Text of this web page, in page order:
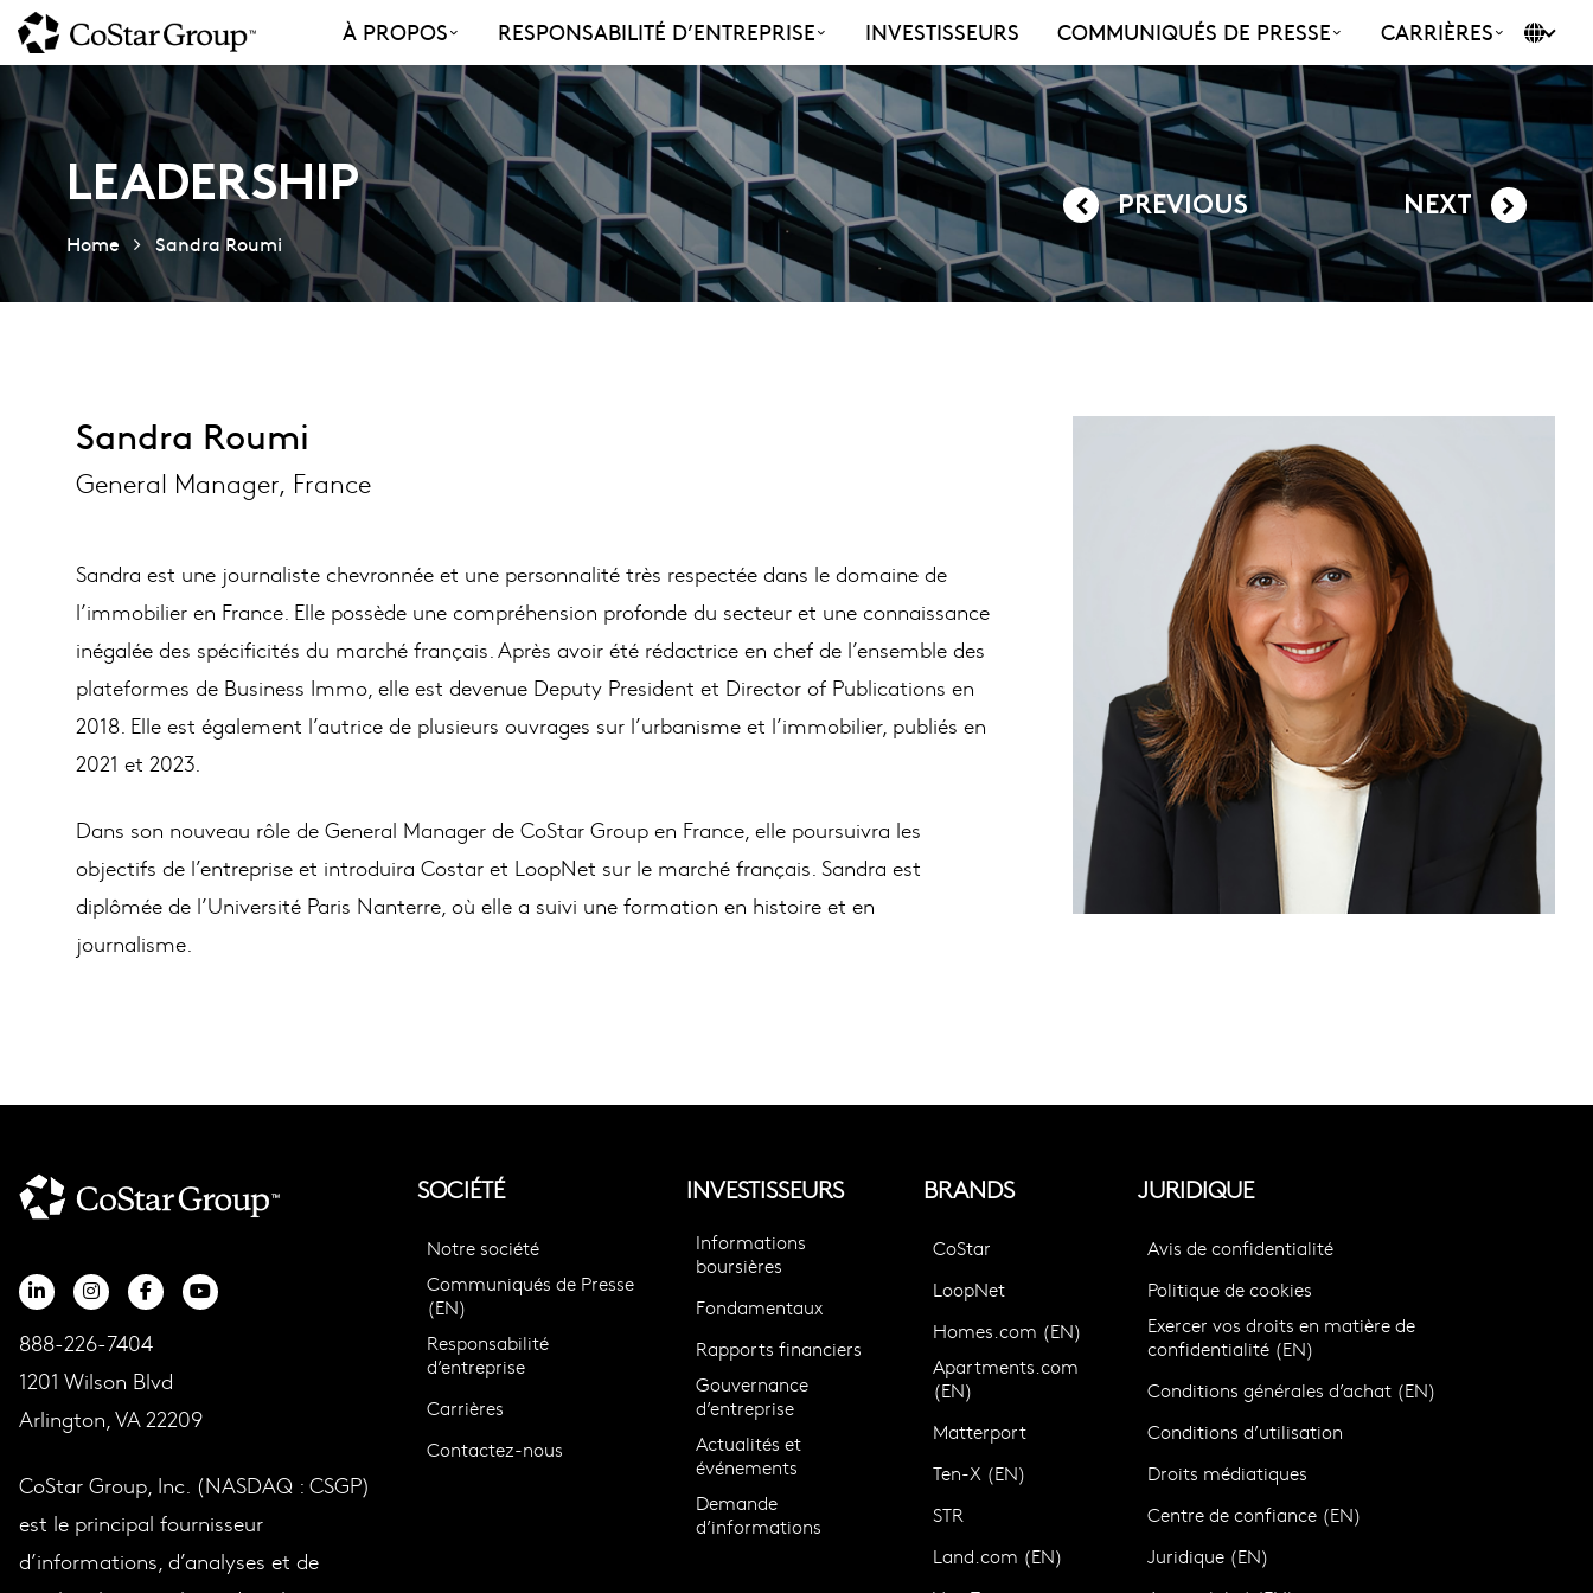
Skip
main
content
À PROPOS RESPONSABILITÉ D’ENTREPRISE INVESTISSEURS COMMUNIQUÉS DE PRESSE CARRIÈRES
LEADERSHIP
Home Sandra Roumi
PREVIOUS NEXT
Sandra Roumi
General Manager, France
Sandra est une journaliste chevronnée et une personnalité très respectée dans le domaine de
l’immobilier en France. Elle possède une compréhension profonde du secteur et une connaissance
inégalée des spécificités du marché français. Après avoir été rédactrice en chef de l’ensemble des
plateformes de Business Immo, elle est devenue Deputy President et Director of Publications en
2018. Elle est également l’autrice de plusieurs ouvrages sur l’urbanisme et l’immobilier, publiés en
2021 et 2023.
Dans son nouveau rôle de General Manager de CoStar Group en France, elle poursuivra les
objectifs de l’entreprise et introduira Costar et LoopNet sur le marché français. Sandra est
diplômée de l’Université Paris Nanterre, où elle a suivi une formation en histoire et en
journalisme.
888-226-7404
1201 Wilson Blvd
Arlington, VA 22209
CoStar Group, Inc. (NASDAQ : CSGP)
est le principal fournisseur
d’informations, d’analyses et de
SOCIÉTÉ
Notre société
Communiqués de Presse
(EN)
Responsabilité
d’entreprise
Carrières
Contactez-nous
INVESTISSEURS
Informations
boursières
Fondamentaux
Rapports financiers
Gouvernance
d’entreprise
Actualités et
événements
Demande
d’informations
BRANDS
CoStar
LoopNet
Homes.com (EN)
Apartments.com
(EN)
Matterport
Ten-X (EN)
STR
Land.com (EN)
JURIDIQUE
Avis de confidentialité
Politique de cookies
Exercer vos droits en matière de
confidentialité (EN)
Conditions générales d’achat (EN)
Conditions d’utilisation
Droits médiatiques
Centre de confiance (EN)
Juridique (EN)